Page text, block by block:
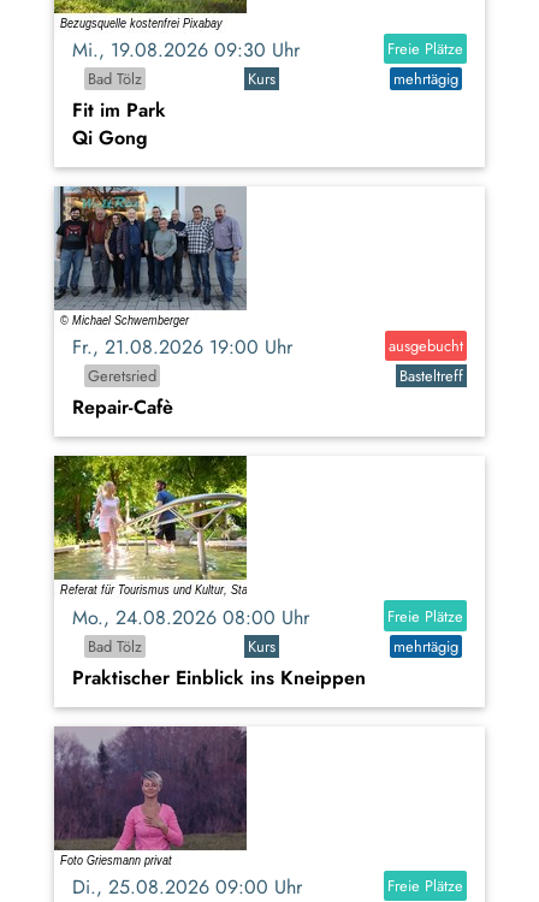
Mi., 19.08.2026 09:30 Uhr
Freie Plätze
Bad Tölz
Kurs mehrtägig
Fit im Park
Qi Gong
Fr., 21.08.2026 19:00 Uhr
ausgebucht
Geretsried
Basteltreff
Repair-Cafè
Mo., 24.08.2026 08:00 Uhr
Freie Plätze
Bad Tölz
Kurs mehrtägig
Praktischer Einblick ins Kneippen
Di., 25.08.2026 09:00 Uhr
Freie Plätze